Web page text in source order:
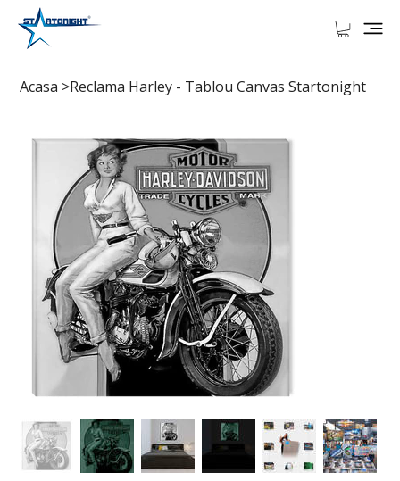
Acasa >Reclama Harley - Tablou Canvas Startonight